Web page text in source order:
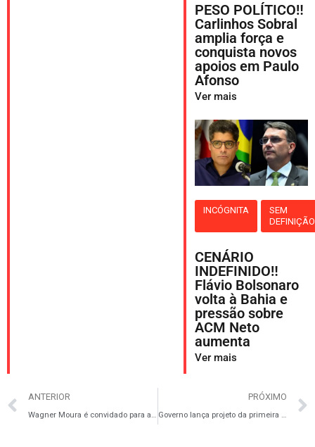
PESO POLÍTICO‼️
Carlinhos Sobral
amplia força e
conquista novos
apoios em Paulo
Afonso
Ver mais
INCÓGNITA
SEM
DEFINIÇÃO
CENÁRIO
INDEFINIDO‼️
Flávio Bolsonaro
volta à Bahia e
pressão sobre
ACM Neto
aumenta
Ver mais
ANTERIOR PRÓXIMO